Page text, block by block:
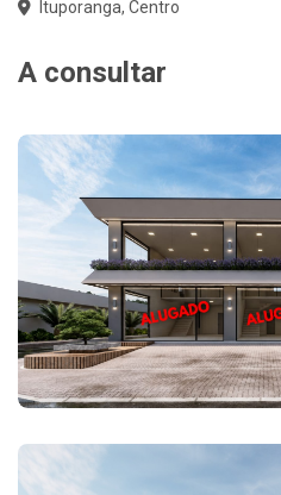
Ituporanga, Centro
A consultar